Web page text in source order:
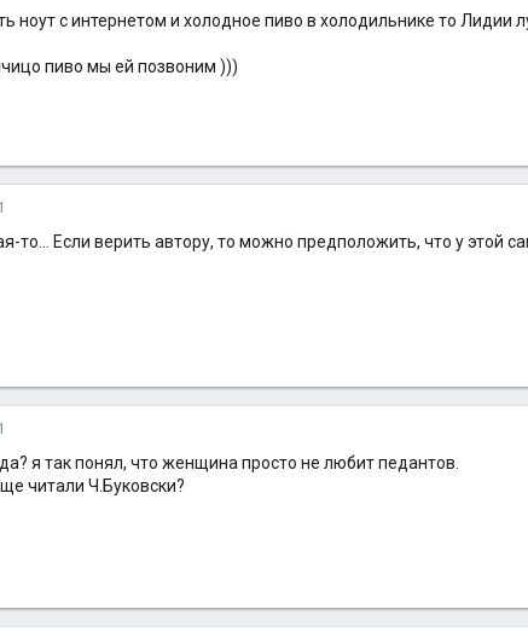
ноут с интернетом и холодное пиво в холодильнике то Лидии
пиво мы ей позвоним )))
то... Если верить автору, то можно предположить, что у
я так понял, что женщина просто не любит педантов.
читали Ч.Буковски?